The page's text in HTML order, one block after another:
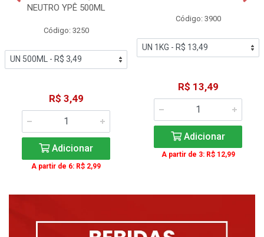
NEUTRO YPÊ 500ML
Código: 3250
R$ 3,49
Adicionar
A partir de 6: R$ 2,99
Código: 3900
R$ 13,49
Adicionar
A partir de 3: R$ 12,99